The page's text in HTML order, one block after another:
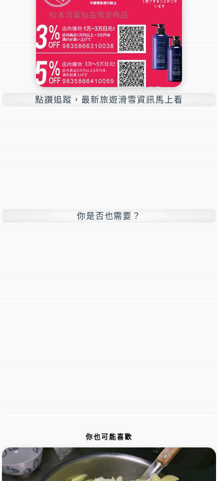
點讚追蹤，最新旅遊滑雪資訊馬上看
你是否也需要？
你也可能喜歡